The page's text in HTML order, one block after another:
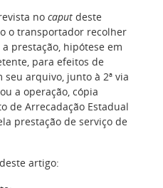
no caput deste
o transportador recolher
prestação, hipótese em
para efeitos de
arquivo, junto à 2ª via
a operação, cópia
de Arrecadação Estadual
prestação de serviço de
deste artigo: